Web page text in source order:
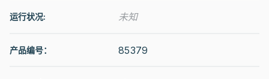
运行状况: 未知
产品编号： 85379